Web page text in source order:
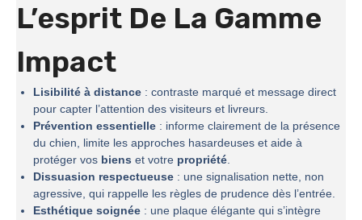
L’esprit De La Gamme
Impact
Lisibilité à distance : contraste marqué et message direct
pour capter l’attention des visiteurs et livreurs.
Prévention essentielle : informe clairement de la présence
du chien, limite les approches hasardeuses et aide à
protéger vos biens et votre propriété.
Dissuasion respectueuse : une signalisation nette, non
agressive, qui rappelle les règles de prudence dès l’entrée.
Esthétique soignée : une plaque élégante qui s’intègre